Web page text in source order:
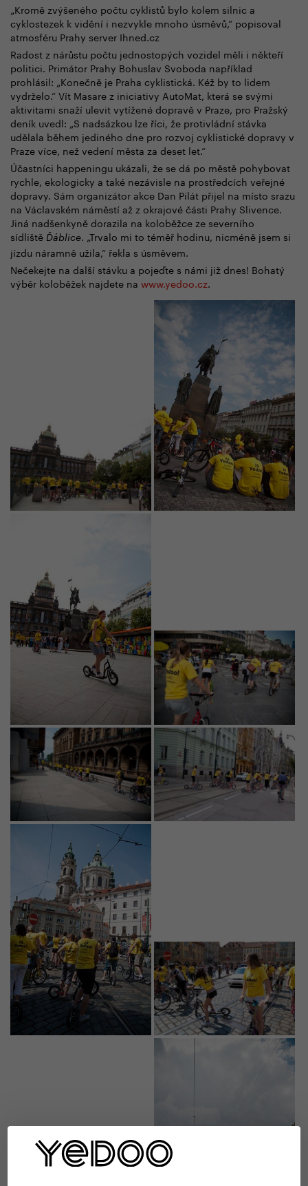
„Kromě zvýšeného počtu cyklistů bylo kolem silnic a
cyklostezek k vidění i nezvykle mnoho úsměvů,“ popisoval
atmosféru Prahy server Ihned.cz
Radost z nárůstu počtu jednostopých vozidel měli i někteří
politici. Primátor Prahy Bohuslav Svoboda například
prohlásil: „Konečně je Praha cyklistická. Kéž by to lidem
vydrželo.“ Vít Masare z iniciativy AutoMat, která se svými
aktivitami snaží ulevit vytížené dopravě v Praze, pro Pražský
deník uvedl: „S nadsázkou lze říci, že protivládní stávka
udělala během jediného dne pro rozvoj cyklistické dopravy v
Praze více, než vedení města za deset let.“
Účastníci happeningu ukázali, že se dá po městě pohybovat
rychle, ekologicky a také nezávisle na prostředcích veřejné
dopravy. Sám organizátor akce Dan Pilát přijel na místo srazu
na Václavském náměstí až z okrajové části Prahy Slivence.
Jiná nadšenkyně dorazila na koloběžce ze severního
sídliště Ďáblice. „Trvalo mi to téměř hodinu, nicméně jsem si
jízdu náramně užila,“ řekla s úsměvem.
Nečekejte na další stávku a pojeďte s námi již dnes! Bohatý
výběr koloběžek najdete na www.yedoo.cz.